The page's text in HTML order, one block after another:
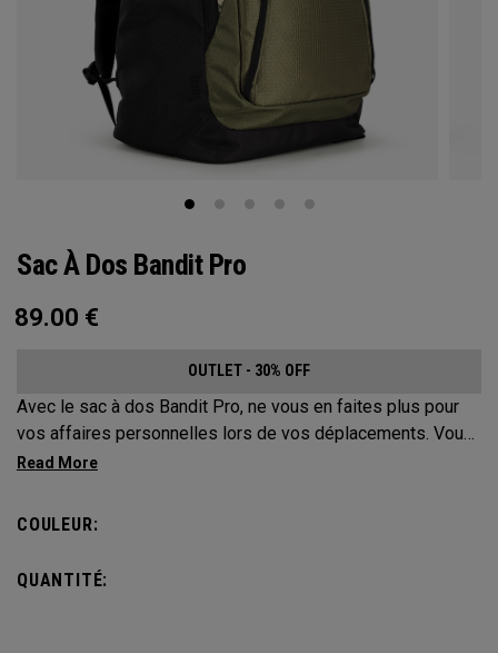
Sac À Dos Bandit Pro
89.00 €
OUTLET - 30% OFF
Avec le sac à dos Bandit Pro, ne vous en faites plus pour
vos affaires personnelles lors de vos déplacements. Vous
organiser est désormais un jeu d'enfant avec notre nouveau
de voyage idéal vous permettra d'emporter l'essentiel tout
COULEUR:
QUANTITÉ: